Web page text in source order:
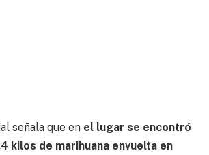
señala que en el lugar se encontró
kilos de marihuana envuelta en